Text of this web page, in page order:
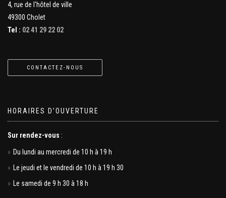
4, rue de l'hôtel de ville
49300 Cholet
Tel : 02 41 29 22 02
CONTACTEZ-NOUS
HORAIRES D’OUVERTURE
Sur rendez-vous :
Du lundi au mercredi de 10 h à 19 h
Le jeudi et le vendredi de 10 h à 19 h 30
Le samedi de 9 h 30 à 18 h